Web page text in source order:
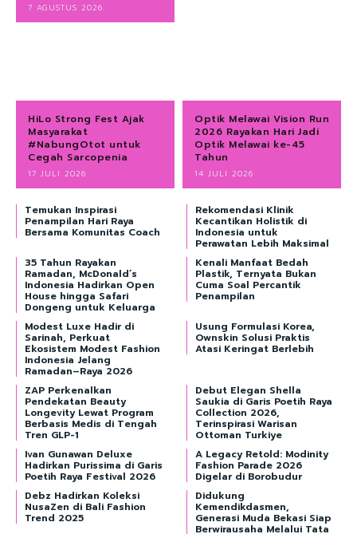
7 AGUSTUS 2026
HiLo Strong Fest Ajak
Masyarakat
#NabungOtot untuk
Cegah Sarcopenia
17 JULI 2026
Optik Melawai Vision Run
2026 Rayakan Hari Jadi
Optik Melawai ke-45
Tahun
14 JULI 2026
Temukan Inspirasi
Penampilan Hari Raya
Bersama Komunitas Coach
Rekomendasi Klinik
Kecantikan Holistik di
Indonesia untuk
Perawatan Lebih Maksimal
35 Tahun Rayakan
Ramadan, McDonald’s
Indonesia Hadirkan Open
House hingga Safari
Dongeng untuk Keluarga
Kenali Manfaat Bedah
Plastik, Ternyata Bukan
Cuma Soal Percantik
Penampilan
Modest Luxe Hadir di
Sarinah, Perkuat
Ekosistem Modest Fashion
Indonesia Jelang
Ramadan–Raya 2026
Usung Formulasi Korea,
Ownskin Solusi Praktis
Atasi Keringat Berlebih
ZAP Perkenalkan
Pendekatan Beauty
Longevity Lewat Program
Berbasis Medis di Tengah
Tren GLP-1
Debut Elegan Shella
Saukia di Garis Poetih Raya
Collection 2026,
Terinspirasi Warisan
Ottoman Turkiye
Ivan Gunawan Deluxe
Hadirkan Purissima di Garis
Poetih Raya Festival 2026
A Legacy Retold: Modinity
Fashion Parade 2026
Digelar di Borobudur
Debz Hadirkan Koleksi
NusaZen di Bali Fashion
Trend 2025
Didukung
Kemendikdasmen,
Generasi Muda Bekasi Siap
Berwirausaha Melalui Tata